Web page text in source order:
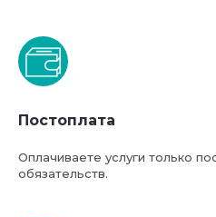
Постоплата
Оплачиваете услуги только
обязательств.